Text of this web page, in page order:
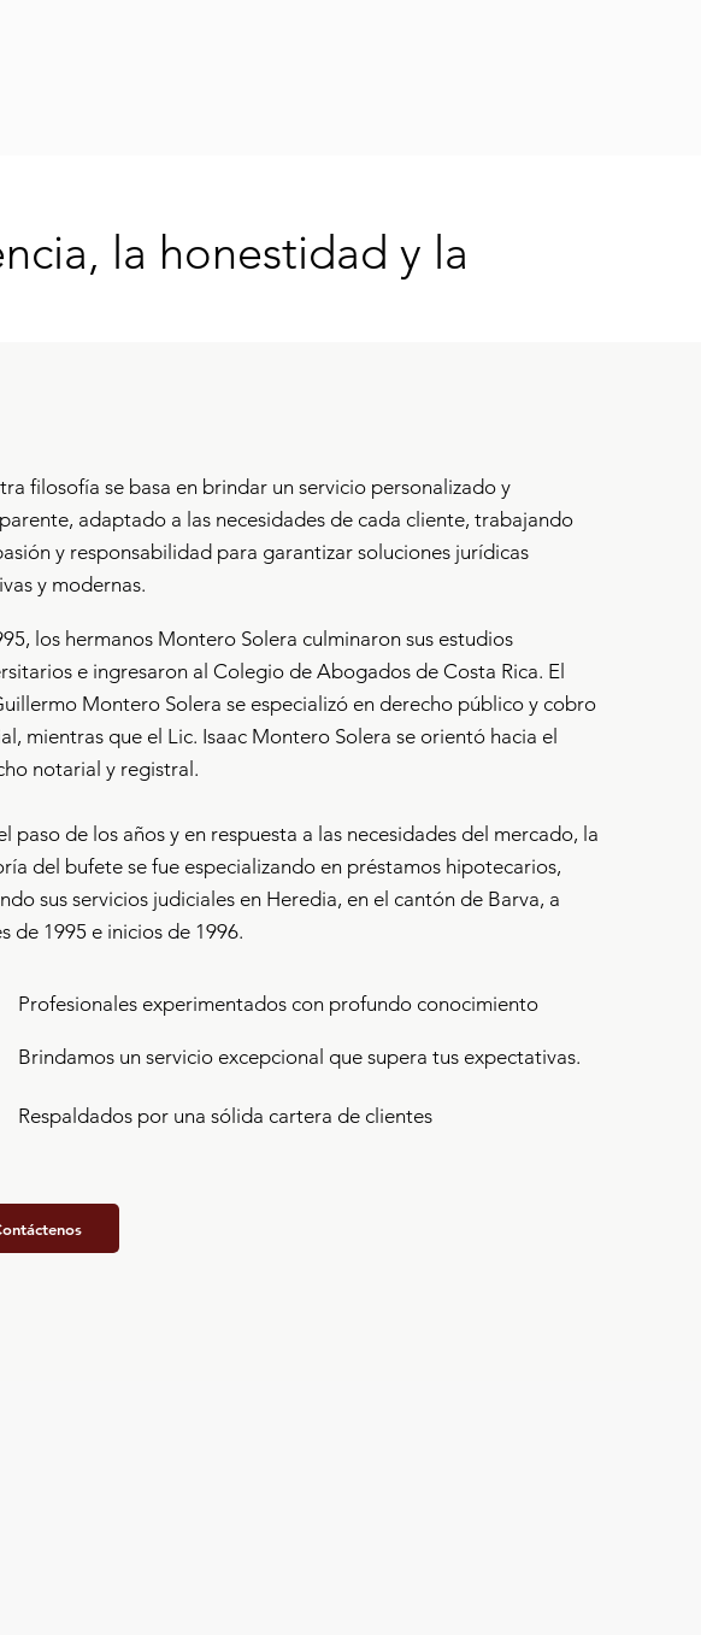
filosofía se basa en brindar un servicio personalizado y
adaptado a las necesidades de cada cliente, trabajando
y responsabilidad para garantizar soluciones jurídicas
y modernas.
los hermanos Montero Solera culminaron sus estudios
e ingresaron al Colegio de Abogados de Costa Rica. El
Montero Solera se especializó en derecho público y cobro
mientras que el Lic. Isaac Montero Solera se orientó hacia el
notarial y registral.
paso de los años y en respuesta a las necesidades del mercado, la
del bufete se fue especializando en préstamos hipotecarios,
sus servicios judiciales en Heredia, en el cantón de Barva, a
de 1995 e inicios de 1996.
Profesionales experimentados con profundo conocimiento
Brindamos un servicio excepcional que supera tus expectativas.
Respaldados por una sólida cartera de clientes
la honestidad y la